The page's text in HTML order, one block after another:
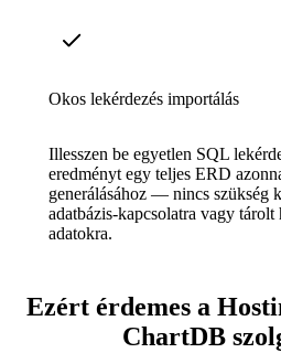
Okos lekérdezés importálás
Illesszen be egyetlen SQL
eredményt egy teljes ERD
generálásához — nincs szükség
adatbázis-kapcsolatra vagy tárolt
adatokra.
Ezért érdemes a
ChartDB